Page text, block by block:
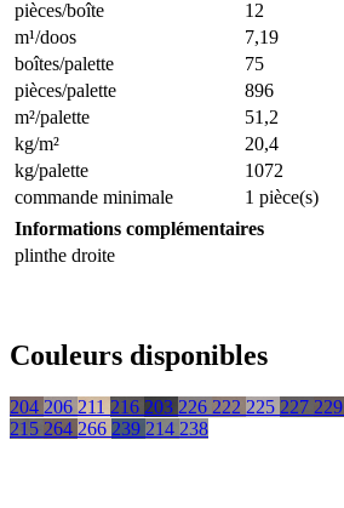
pièces/boîte
12
m¹/doos
7,19
boîtes/palette
75
pièces/palette
896
m²/palette
51,2
kg/m²
20,4
kg/palette
1072
commande minimale
1 pièce(s)
Informations complémentaires
plinthe droite
Couleurs disponibles
204 206 211 216 203 226 222 225 227 229
215 264 266 239 214 238